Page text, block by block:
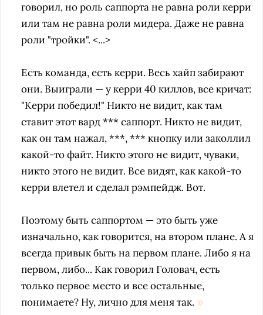
говорил, но роль саппорта не равна роли керри
или там не равна роли мидера. Даже не равна
роли "тройки". <...>
Есть команда, есть керри. Весь хайп забирают
они. Выиграли — у керри 40 киллов, все кричат:
"Керри победил!" Никто не видит, как там
ставит этот вард *** саппорт. Никто не видит,
как он там нажал, ***, *** кнопку или заколлил
какой-то файт. Никто этого не видит, чуваки,
никто этого не видит. Все видят, как какой-то
керри влетел и сделал рэмпейдж. Вот.
Поэтому быть саппортом — это быть уже
изначально, как говорится, на втором плане. А я
всегда привык быть на первом плане. Либо я на
первом, либо... Как говорил Головач, есть
только первое место и все остальные,
понимаете? Ну, лично для меня так.